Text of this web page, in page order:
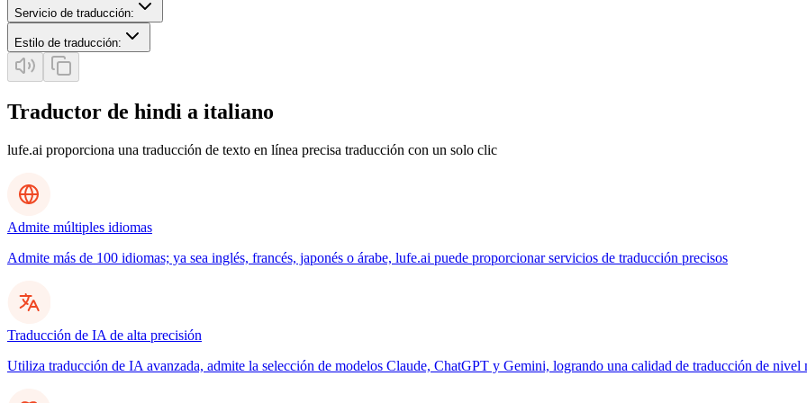
Servicio de traducción:
Estilo de traducción:
Traductor de hindi a italiano
lufe.ai proporciona una traducción de texto en línea precisa traducción con un solo clic
Admite múltiples idiomas
Admite más de 100 idiomas; ya sea inglés, francés, japonés o árabe, lufe.ai puede proporcionar servicios de traducción precisos
Traducción de IA de alta precisión
Utiliza traducción de IA avanzada, admite la selección de modelos Claude, ChatGPT y Gemini, logrando una calidad de traducción de nivel